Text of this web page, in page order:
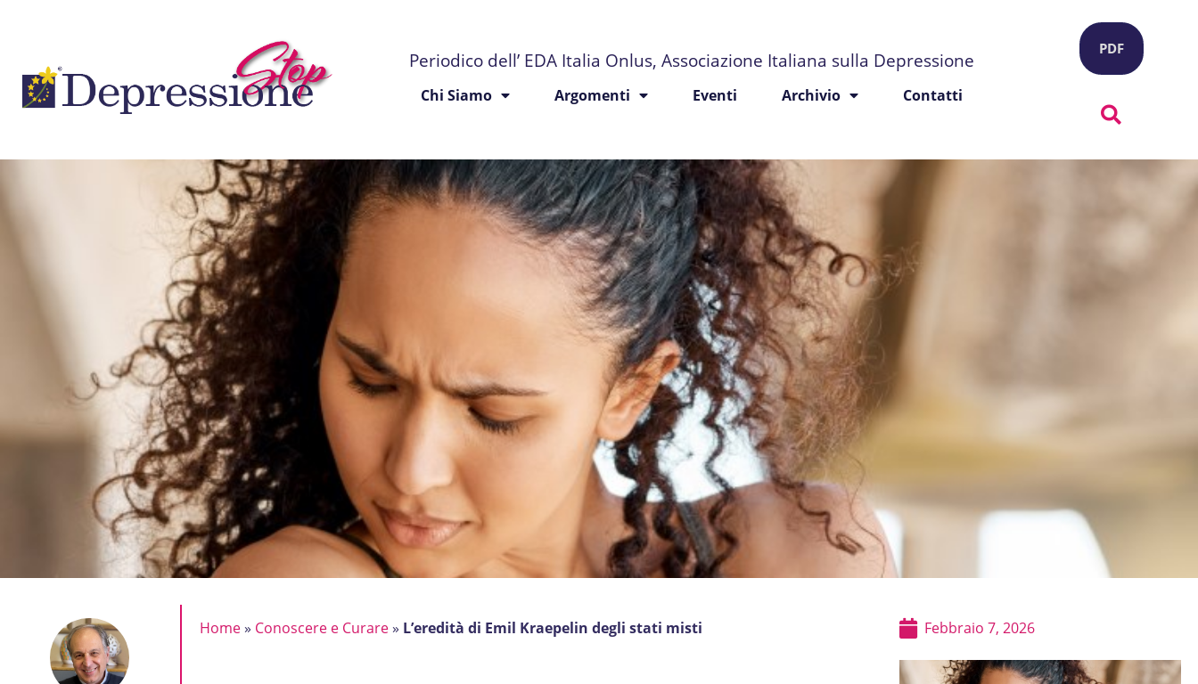
Periodico dell’ EDA Italia Onlus, Associazione Italiana sulla Depressione
Chi Siamo Argomenti Eventi Archivio Contatti
PDF
Home» Conoscere e Curare» L’eredità di Emil Kraepelin degli stati misti Febbraio 7, 2026